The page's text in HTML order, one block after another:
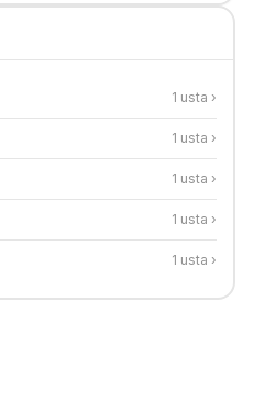
1 usta ›
1 usta ›
1 usta ›
1 usta ›
1 usta ›